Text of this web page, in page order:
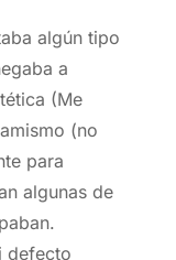
algún tipo
a
(Me
(no
para
algunas de
defecto